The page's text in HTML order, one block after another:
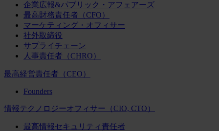
企業広報&パブリック・アフェアーズ
最高財務責任者（CFO）
マーケティング・オフィサー
社外取締役
サプライチェーン
人事責任者（CHRO）
最高経営責任者（CEO）
Founders
情報テクノロジーオフィサー（CIO, CTO）
最高情報セキュリティ責任者